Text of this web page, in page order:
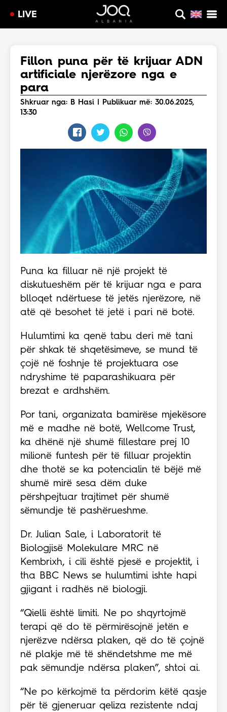
LIVE
Fillon puna për të krijuar ADN
artificiale njerëzore nga e
para
Shkruar nga: B Hasi | Publikuar më: 30.06.2025,
13:30
Puna ka filluar në një projekt të
diskutueshëm për të krijuar nga e para
blloqet ndërtuese të jetës njerëzore, në
atë që besohet të jetë i pari në botë.
Hulumtimi ka qenë tabu deri më tani
për shkak të shqetësimeve, se mund të
çojë në foshnje të projektuara ose
ndryshime të paparashikuara për
brezat e ardhshëm.
Por tani, organizata bamirëse mjekësore
më e madhe në botë, Wellcome Trust,
ka dhënë një shumë fillestare prej 10
milionë funtesh për të filluar projektin
dhe thotë se ka potencialin të bëjë më
shumë mirë sesa dëm duke
përshpejtuar trajtimet për shumë
sëmundje të pashërueshme.
Dr. Julian Sale, i Laboratorit të
Biologjisë Molekulare MRC në
Kembrixh, i cili është pjesë e projektit, i
tha BBC News se hulumtimi ishte hapi
gjigant i radhës në biologji.
“Qielli është limiti. Ne po shqyrtojmë
terapi që do të përmirësojnë jetën e
njerëzve ndërsa plaken, që do të çojnë
në plakje më të shëndetshme me më
pak sëmundje ndërsa plaken”, shtoi ai.
“Ne po kërkojmë ta përdorim këtë qasje
për të gjeneruar qeliza rezistente ndaj